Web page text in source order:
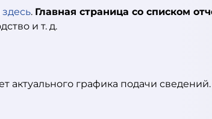
здесь. Главная страница со списком
и т. д.
актуального графика подачи